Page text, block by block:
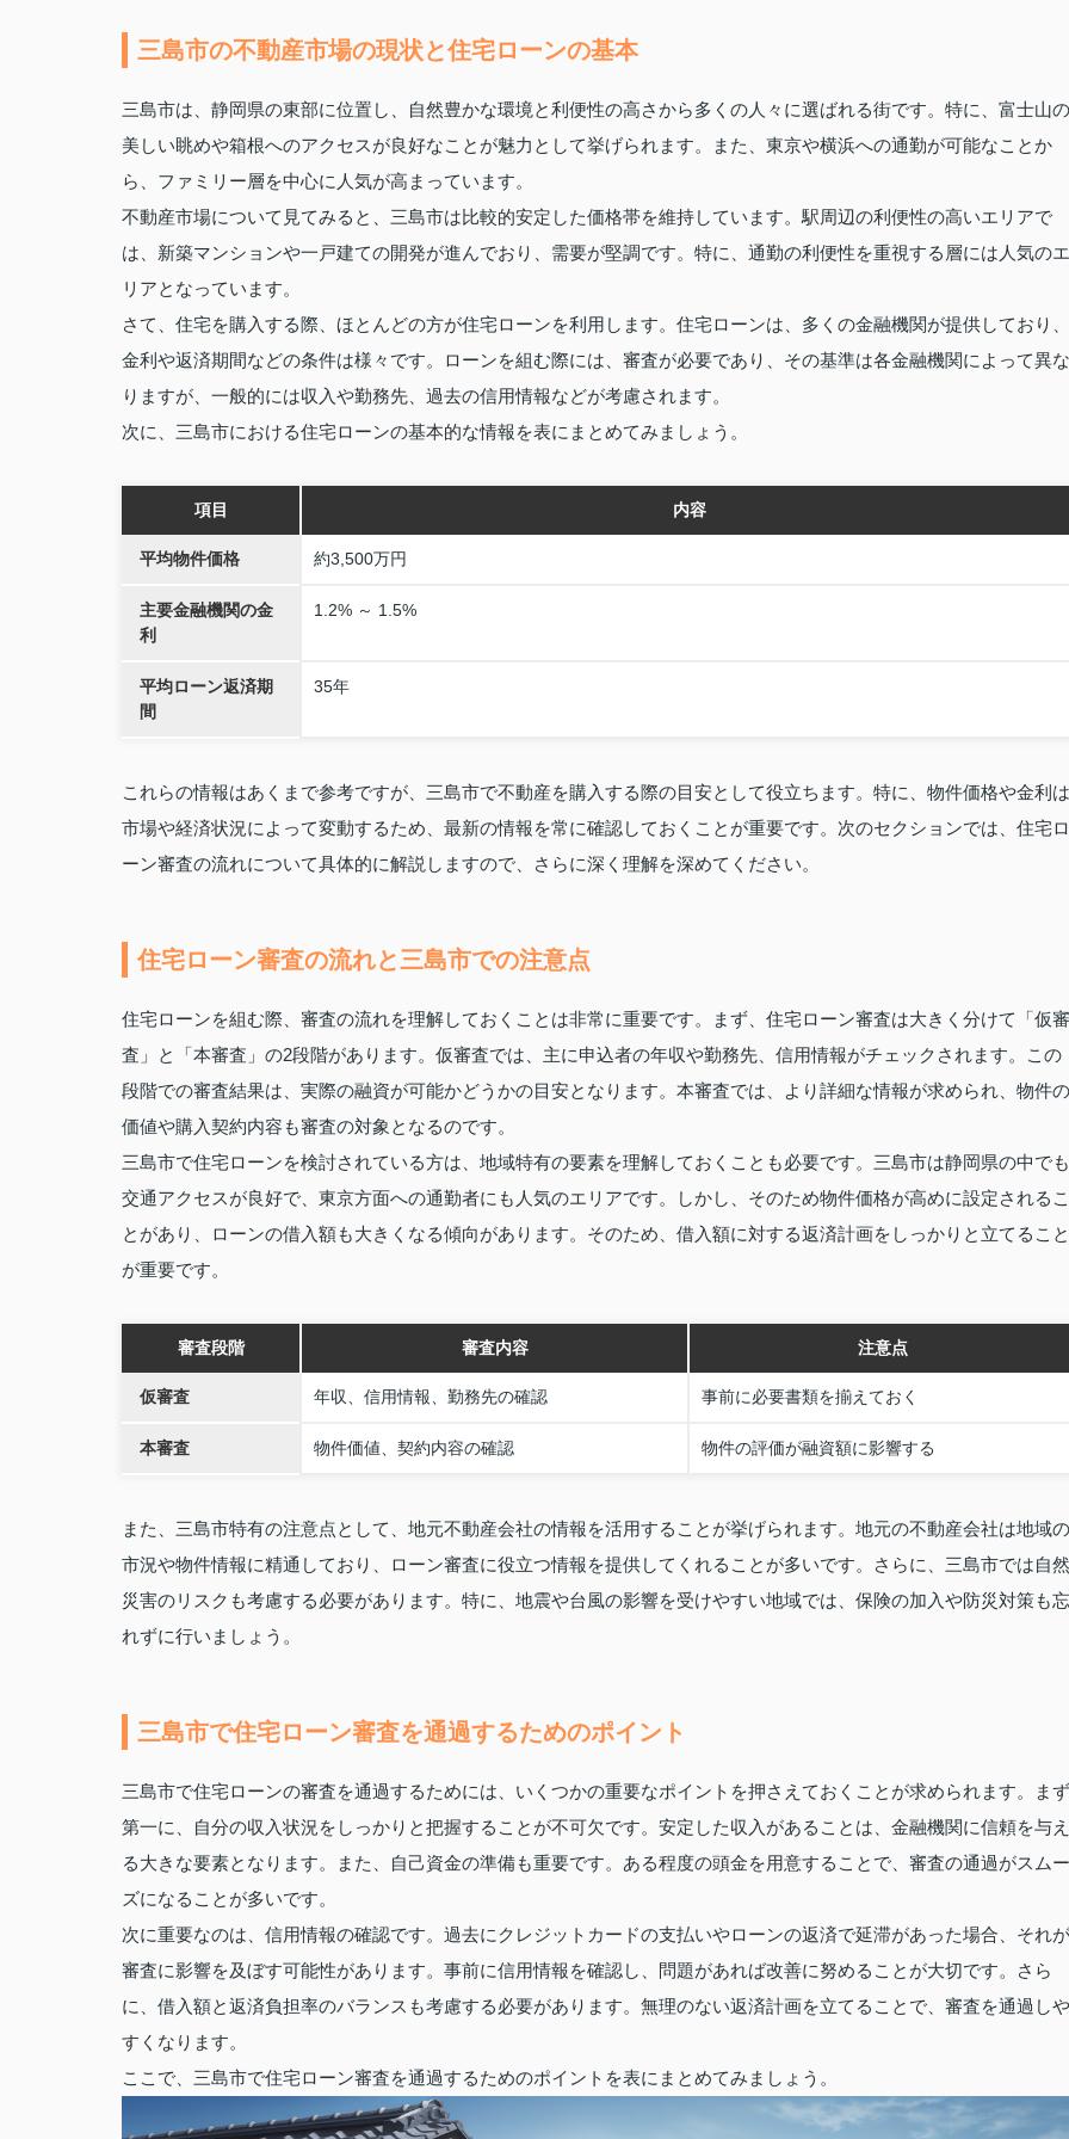
三島市の不動産市場の現状と住宅ローンの基本
三島市は、静岡県の東部に位置し、自然豊かな環境と利便性の高さから多くの人々に選ばれる街です。特に、富士山の
美しい眺めや箱根へのアクセスが良好なことが魅力として挙げられます。また、東京や横浜への通勤が可能なことか
ら、ファミリー層を中心に人気が高まっています。
不動産市場について見てみると、三島市は比較的安定した価格帯を維持しています。駅周辺の利便性の高いエリアで
は、新築マンションや一戸建ての開発が進んでおり、需要が堅調です。特に、通勤の利便性を重視する層には人気のエ
リアとなっています。
さて、住宅を購入する際、ほとんどの方が住宅ローンを利用します。住宅ローンは、多くの金融機関が提供しており、
金利や返済期間などの条件は様々です。ローンを組む際には、審査が必要であり、その基準は各金融機関によって異な
りますが、一般的には収入や勤務先、過去の信用情報などが考慮されます。
次に、三島市における住宅ローンの基本的な情報を表にまとめてみましょう。
項目 内容
平均物件価格 約3,500万円
主要金融機関の金
利
1.2% ～ 1.5%
平均ローン返済期
間
35年
これらの情報はあくまで参考ですが、三島市で不動産を購入する際の目安として役立ちます。特に、物件価格や金利は
市場や経済状況によって変動するため、最新の情報を常に確認しておくことが重要です。次のセクションでは、住宅ロ
ーン審査の流れについて具体的に解説しますので、さらに深く理解を深めてください。
住宅ローン審査の流れと三島市での注意点
住宅ローンを組む際、審査の流れを理解しておくことは非常に重要です。まず、住宅ローン審査は大きく分けて「仮審
査」と「本審査」の2段階があります。仮審査では、主に申込者の年収や勤務先、信用情報がチェックされます。この
段階での審査結果は、実際の融資が可能かどうかの目安となります。本審査では、より詳細な情報が求められ、物件の
価値や購入契約内容も審査の対象となるのです。
三島市で住宅ローンを検討されている方は、地域特有の要素を理解しておくことも必要です。三島市は静岡県の中でも
交通アクセスが良好で、東京方面への通勤者にも人気のエリアです。しかし、そのため物件価格が高めに設定されるこ
とがあり、ローンの借入額も大きくなる傾向があります。そのため、借入額に対する返済計画をしっかりと立てること
が重要です。
審査段階 審査内容 注意点
仮審査 年収、信用情報、勤務先の確認 事前に必要書類を揃えておく
本審査 物件価値、契約内容の確認 物件の評価が融資額に影響する
また、三島市特有の注意点として、地元不動産会社の情報を活用することが挙げられます。地元の不動産会社は地域の
市況や物件情報に精通しており、ローン審査に役立つ情報を提供してくれることが多いです。さらに、三島市では自然
災害のリスクも考慮する必要があります。特に、地震や台風の影響を受けやすい地域では、保険の加入や防災対策も忘
れずに行いましょう。
三島市で住宅ローン審査を通過するためのポイント
三島市で住宅ローンの審査を通過するためには、いくつかの重要なポイントを押さえておくことが求められます。まず
第一に、自分の収入状況をしっかりと把握することが不可欠です。安定した収入があることは、金融機関に信頼を与え
る大きな要素となります。また、自己資金の準備も重要です。ある程度の頭金を用意することで、審査の通過がスムー
ズになることが多いです。
次に重要なのは、信用情報の確認です。過去にクレジットカードの支払いやローンの返済で延滞があった場合、それが
審査に影響を及ぼす可能性があります。事前に信用情報を確認し、問題があれば改善に努めることが大切です。さら
に、借入額と返済負担率のバランスも考慮する必要があります。無理のない返済計画を立てることで、審査を通過しや
すくなります。
ここで、三島市で住宅ローン審査を通過するためのポイントを表にまとめてみましょう。